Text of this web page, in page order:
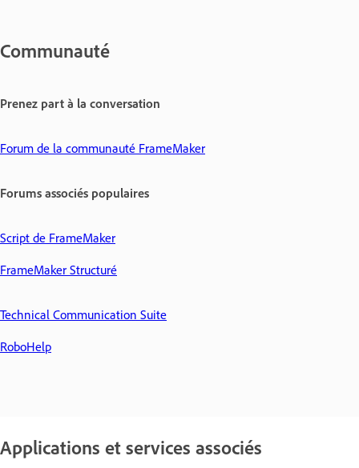
Communauté
Prenez part à la conversation
Forum de la communauté FrameMaker
Forums associés populaires
Script de FrameMaker
FrameMaker Structuré
Technical Communication Suite
RoboHelp
Applications et services associés